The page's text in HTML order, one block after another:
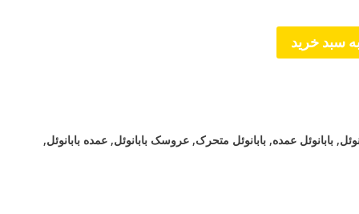
سبد خرید
, بابانوئل عمده, بابانوئل متحرک, عروسک بابانوئل, عمده بابانوئل,